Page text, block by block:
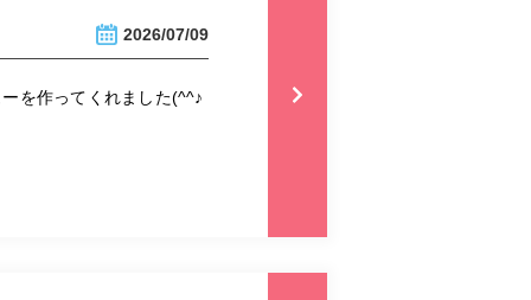
2026/07/09
を作ってくれました(^^♪